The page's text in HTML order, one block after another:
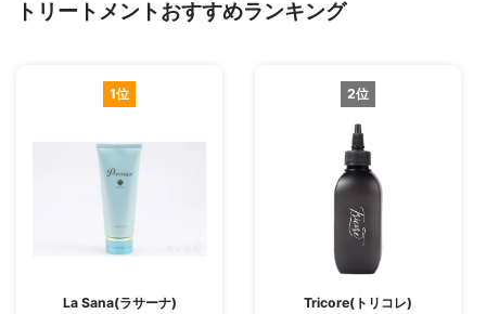
トリートメントおすすめランキング
1位
La Sana(ラサーナ)
2位
Tricore(トリコレ)